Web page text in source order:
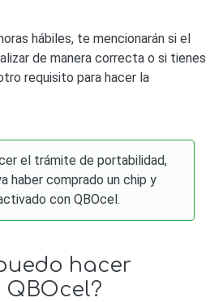
hábiles, te mencionarán si el
de manera correcta o si tienes
requisito para hacer la
el trámite de portabilidad,
haber comprado un chip y
con QBOcel.
hacer